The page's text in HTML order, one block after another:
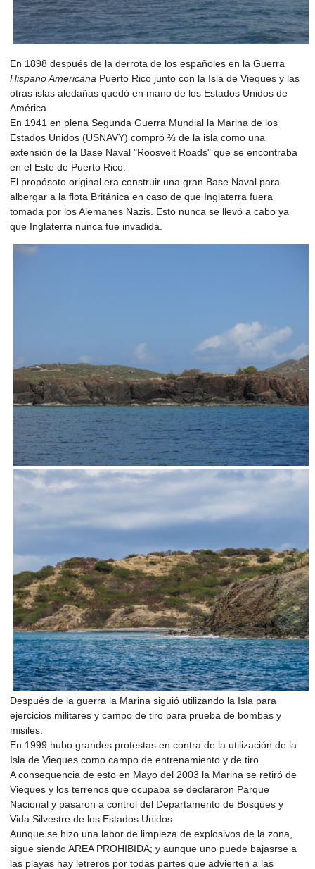
En 1898 después de la derrota de los españoles en la Guerra
Hispano Americana Puerto Rico junto con la Isla de Vieques y las
otras islas aledañas quedó en mano de los Estados Unidos de
América.
En 1941 en plena Segunda Guerra Mundial la Marina de los
Estados Unidos (USNAVY) compró ⅔ de la isla como una
extensión de la Base Naval "Roosvelt Roads" que se encontraba
en el Este de Puerto Rico.
El propósoto original era construir una gran Base Naval para
albergar a la flota Británica en caso de que Inglaterra fuera
tomada por los Alemanes Nazis. Esto nunca se llevó a cabo ya
que Inglaterra nunca fue invadida.
Después de la guerra la Marina siguió utilizando la Isla para
ejercicios militares y campo de tiro para prueba de bombas y
misiles.
En 1999 hubo grandes protestas en contra de la utilización de la
Isla de Vieques como campo de entrenamiento y de tiro.
A consequencia de esto en Mayo del 2003 la Marina se retiró de
Vieques y los terrenos que ocupaba se declararon Parque
Nacional y pasaron a control del Departamento de Bosques y
Vida Silvestre de los Estados Unidos.
Aunque se hizo una labor de limpieza de explosivos de la zona,
sigue siendo AREA PROHIBIDA; y aunque uno puede bajasrse a
las playas hay letreros por todas partes que advierten a las